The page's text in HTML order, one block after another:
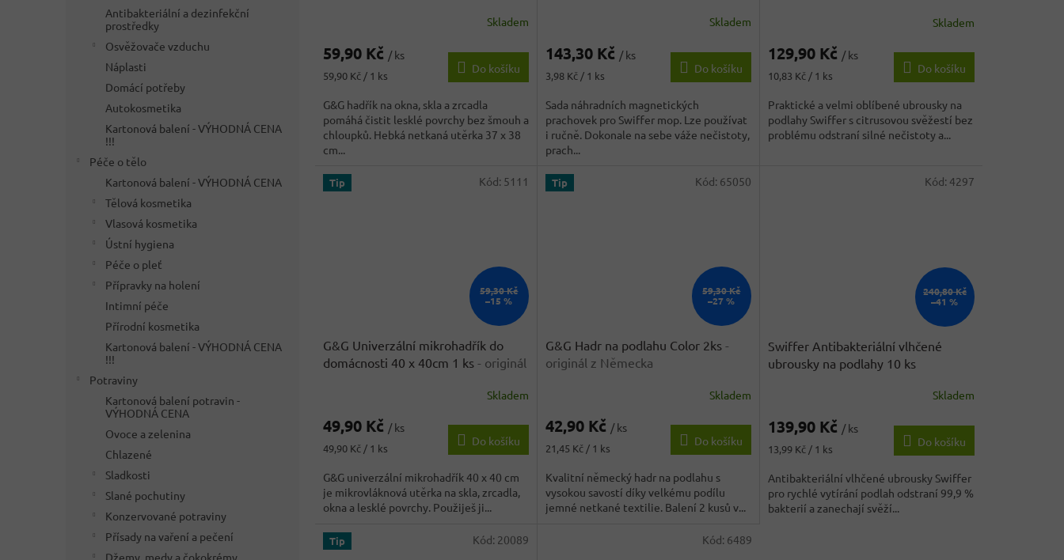
Antibakteriální a dezinfekční
prostředky
Osvěžovače vzduchu
Náplasti
Domácí potřeby
Autokosmetika
Kartonová balení - VÝHODNÁ CENA
!!!
Péče o tělo
Kartonová balení - VÝHODNÁ CENA
Tělová kosmetika
Vlasová kosmetika
Ústní hygiena
Péče o pleť
Přípravky na holení
Intimní péče
Přírodní kosmetika
Kartonová balení - VÝHODNÁ CENA
!!!
Potraviny
Kartonová balení potravin -
VÝHODNÁ CENA
Ovoce a zelenina
Chlazené
Sladkosti
Slané pochutiny
Konzervované potraviny
Přísady na vaření a pečení
Džemy, medy a čokokrémy
produktu
3,8
z
5
hvězdiček.
Skladem
59,90 Kč / ks
Měrná
59,90 Kč / 1 ks
Do košíku
G&G hadřík na okna, skla a zrcadla
pomáhá čistit lesklé povrchy bez šmouh a
chloupků. Hebká netkaná utěrka 37 x 38
cm...
produktu
3,3
z
5
hvězdiček.
Skladem
143,30 Kč / ks
Měrná
3,98 Kč / 1 ks
Do košíku
Sada náhradních magnetických
prachovek pro Swiffer mop. Lze používat
i ručně. Dokonale na sebe váže nečistoty,
prach...
produktu
4,1
z
hvězdiček.
Skladem
129,90 Kč / ks
Měrná
10,83 Kč / 1 ks
Do košíku
Praktické a velmi oblíbené ubrousky na
podlahy Swiffer s citrusovou svěžestí bez
problému odstraní silné nečistoty a...
Tip
59,30 Kč
–15 %
G&G Univerzální mikrohadřík do
domácnosti 40 x 40cm 1 ks - originál
produktu
3,8
z
5
hvězdiček.
Skladem
49,90 Kč / ks
Měrná
49,90 Kč / 1 ks
Do košíku
G&G univerzální mikrohadřík 40 x 40 cm
je mikrovláknová utěrka na skla, zrcadla,
okna a lesklé povrchy. Použiješ ji...
Kód: 5111 Tip
59,30 Kč
–27 %
G&G Hadr na podlahu Color 2ks -
originál z Německa
produktu
3,8
z
5
hvězdiček.
Skladem
42,90 Kč / ks
Měrná
21,45 Kč / 1 ks
Do košíku
Kvalitní německý hadr na podlahu s
vysokou savostí díky velkému podílu
jemné netkané textilie. Balení 2 kusů v...
Kód: 65050
240,80 Kč
–41 %
Swiffer Antibakteriální vlhčené
ubrousky na podlahy 10 ks
produktu
4,1
z
5
hvězdiček.
Skladem
139,90 Kč / ks
Měrná
13,99 Kč / 1 ks
Do košíku
Antibakteriální vlhčené ubrousky Swiffer
pro rychlé vytírání podlah odstraní 99,9 %
bakterií a zanechají svěží...
Kód: 4297
Tip Kód: 20089 Kód: 6489